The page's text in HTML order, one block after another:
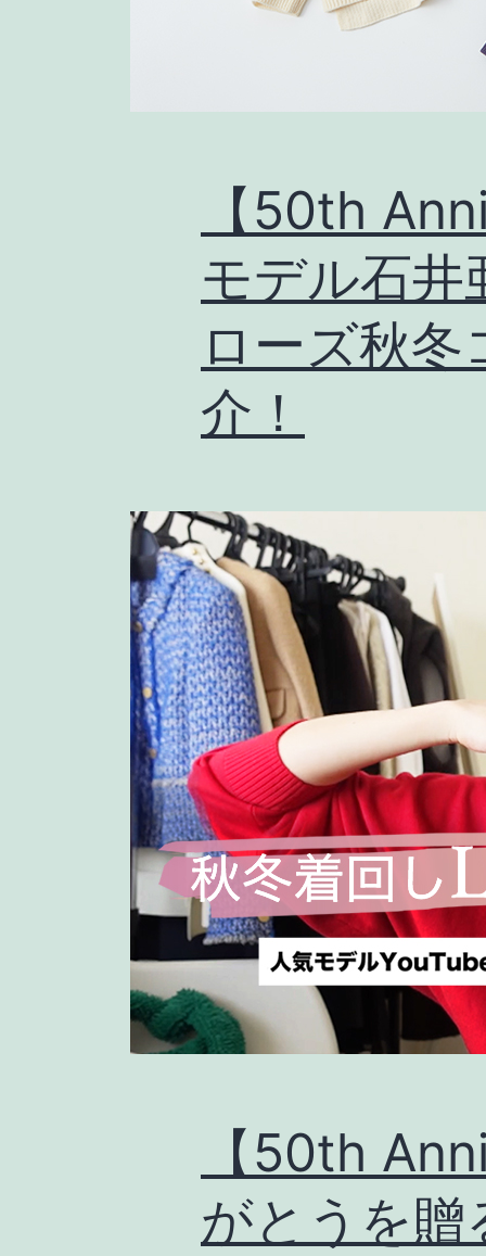
【50th
モデル石井
ローズ秋
介！
【50th
がとうを贈